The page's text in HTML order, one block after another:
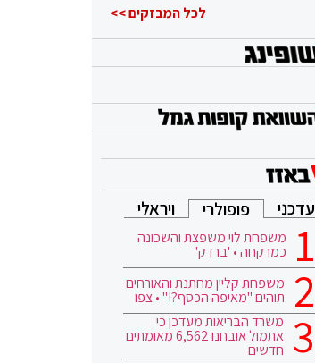
לכל המבזקים >>
עדכני פופולרי ויראלי
משפחת לוי משפצת והשכונה
כמרקחה • 'ברדק'
משפחת קליין מחתנת והאורחים
תוהים "מאיפה הכסף?!" • צפו
משרד הבריאות מעדכן כי
אתמול אובחנו 6,562 מאומתים
חדשים